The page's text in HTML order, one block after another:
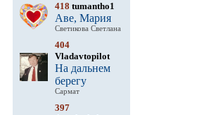
418 tumantho1
Аве, Мария
Светикова Светлана
404
Vladavtopilot
На дальнем
берегу
Сармат
397